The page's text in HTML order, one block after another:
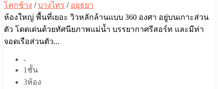
โคกช้าง /บางไทร / อยุธยา
ห้องใหญ่ พื้นที่เยอะ วิวหลักล้านแบบ 360 องศา อยู่บนเกาะส่วน
ตัว โดดเด่นด้วยทัศนียภาพแม่น้ำ บรรยากาศรีสอร์ท และมีท่า
จอดเรือส่วนตัว...
-
1ชั้น
3ห้อง